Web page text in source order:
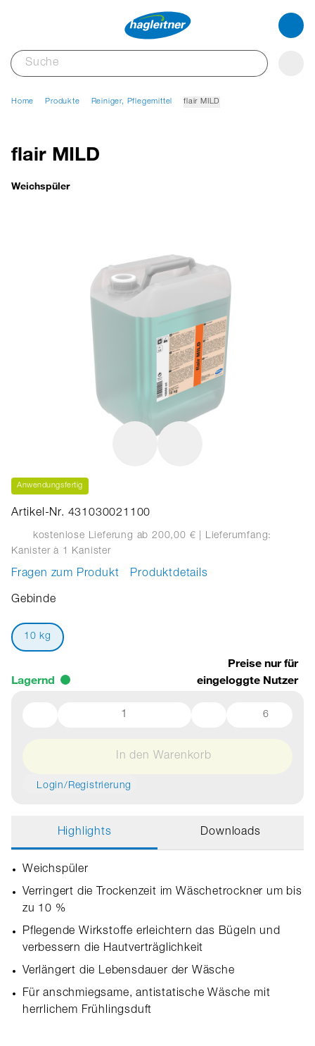
Home Produkte Reiniger, Pflegemittel flair MILD
flair MILD
Weichspüler
Anwendungsfertig
Artikel-Nr. 431030021100
kostenlose Lieferung ab 200,00 € | Lieferumfang:
Kanisterà 1 Kanister
Fragen zum Produkt Produktdetails
Gebinde
10 kg
Lagernd
Preise nur für
eingeloggte Nutzer
6
In den Warenkorb
Login/Registrierung
Highlights Downloads
Weichspüler
Verringert die Trockenzeit im Wäschetrockner um bis
zu 10 %
Pflegende Wirkstoffe erleichtern das Bügeln und
verbessern die Hautverträglichkeit
Verlängert die Lebensdauer der Wäsche
Für anschmiegsame, antistatische Wäsche mit
herrlichem Frühlingsduft